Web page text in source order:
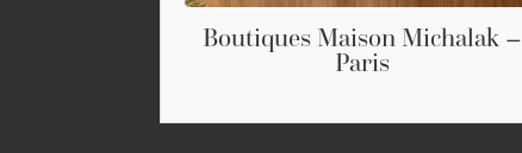
Boutiques Maison Michalak –
Paris